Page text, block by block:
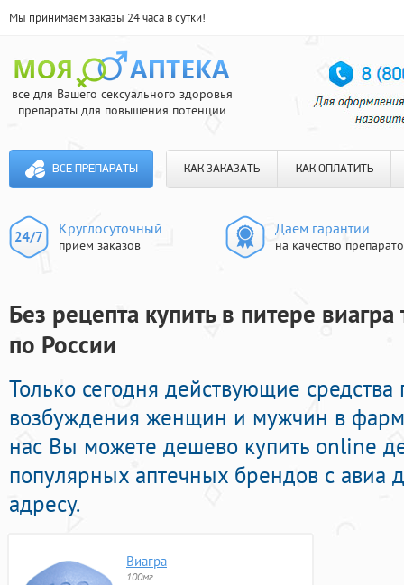
Мы принимаем заказы 24 часа в сутки!
все для Вашего сексуального здоровья
препараты для повышения потенции
ВСЕ ПРЕПАРАТЫ КАК ЗАКАЗАТЬ КАК ОПЛАТИТЬ
Круглосуточный
прием заказов
Даем гарантии
на качество
Без рецепта купить в питере
по России
Только сегодня действующие
возбуждения женщин и мужчин в
нас Вы можете дешево купить online
популярных аптечных брендов с авиа
адресу.
Виагра
100мг